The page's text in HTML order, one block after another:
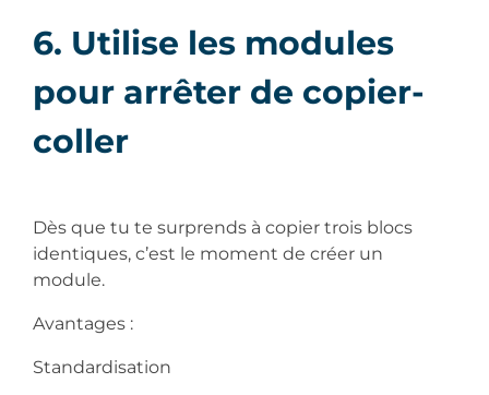
6. Utilise les modules
pour arrêter de copier-
coller
Dès que tu te surprends à copier trois blocs
identiques, c’est le moment de créer un
module.
Avantages :
Standardisation